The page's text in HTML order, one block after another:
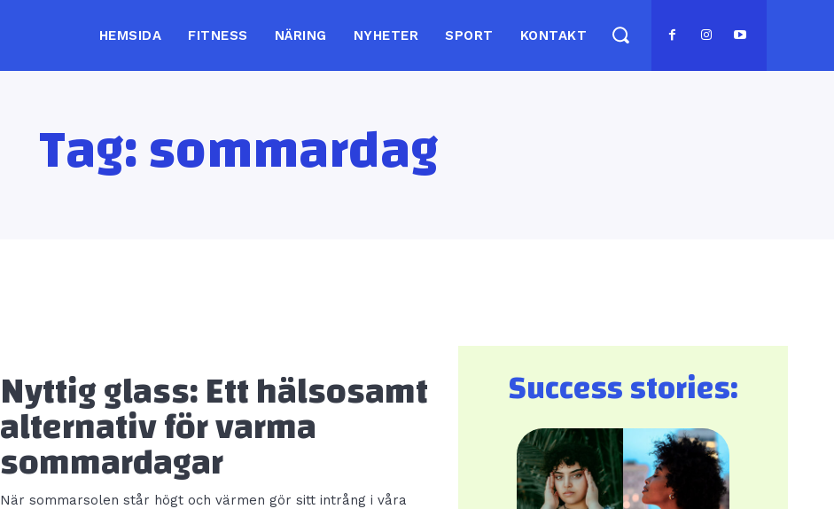
HEMSIDA FITNESS NÄRING NYHETER SPORT KONTAKT
Tag:sommardag
Nyttig glass: Ett hälsosamt
alternativ för varma
sommardagar
När sommarsolen står högt och värmen gör sitt intrång i våra
Success stories: